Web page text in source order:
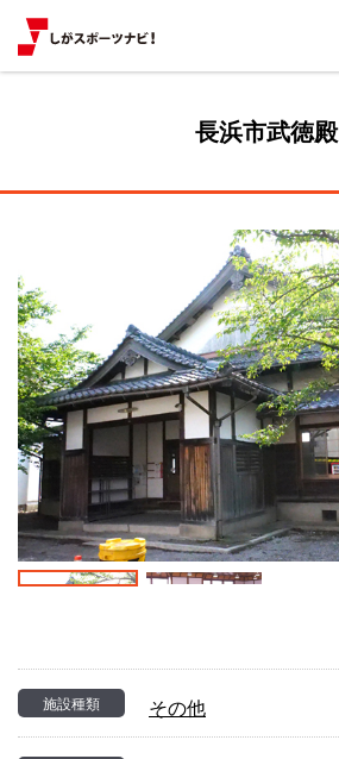
長浜市武徳殿
施設種類 その他